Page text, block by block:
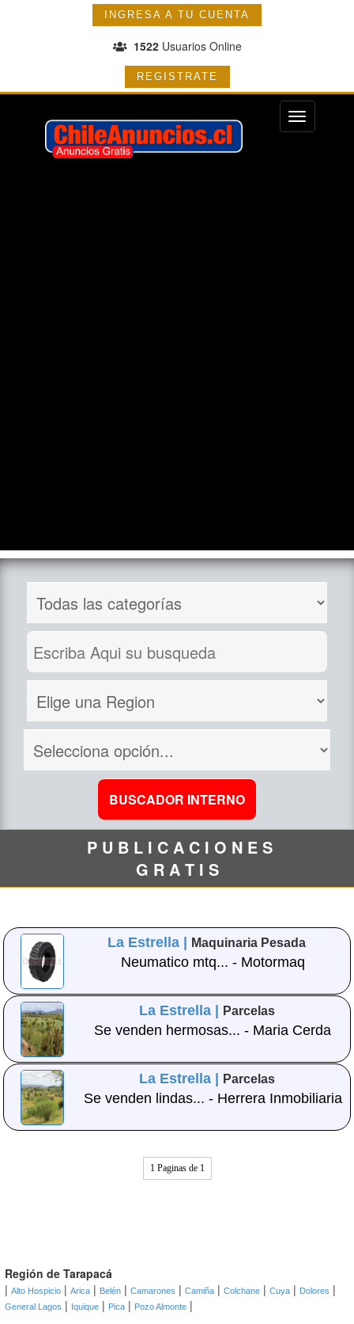
INGRESA A TU CUENTA
1522Usuarios Online
REGISTRATE
Menu
P U B L I C A C I O N E S
G R A T I S
La Estrella | Maquinaria Pesada
Neumatico mtq... - Motormaq
La Estrella | Parcelas
Se venden hermosas... - Maria Cerda
La Estrella | Parcelas
Se venden lindas... - Herrera Inmobiliaria
1 Paginas de 1
Región de Tarapacá
| Alto Hospicio | Arica | Belén | Camarones | Camiña | Colchane | Cuya | Dolores |
General Lagos | Iquique | Pica | Pozo Almonte |